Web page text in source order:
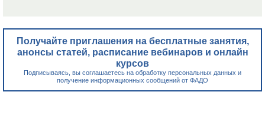
Получайте приглашения на бесплатные занятия,
анонсы статей, расписание вебинаров и онлайн
курсов
Подписываясь, вы соглашаетесь на обработку персональных данных и
получение информационных сообщений от ФАДО